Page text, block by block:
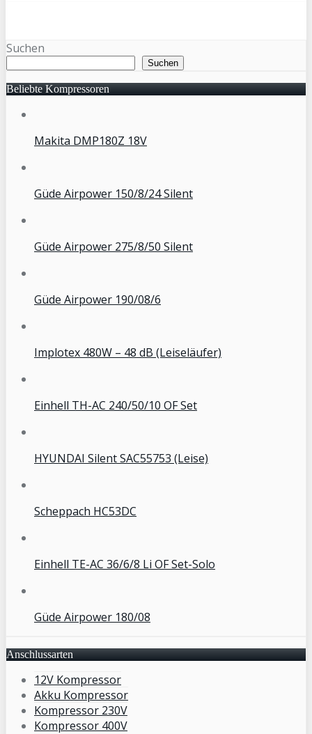
Suchen
Suchen
Beliebte Kompressoren
Makita DMP180Z 18V
Güde Airpower 150/8/24 Silent
Güde Airpower 275/8/50 Silent
Güde Airpower 190/08/6
Implotex 480W – 48 dB (Leiseläufer)
Einhell TH-AC 240/50/10 OF Set
HYUNDAI Silent SAC55753 (Leise)
Scheppach HC53DC
Einhell TE-AC 36/6/8 Li OF Set-Solo
Güde Airpower 180/08
Anschlussarten
12V Kompressor
Akku Kompressor
Kompressor 230V
Kompressor 400V